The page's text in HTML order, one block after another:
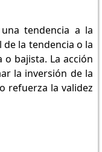
tendencia a la
la tendencia o la
bajista. La acción
la inversión de la
refuerza la validez